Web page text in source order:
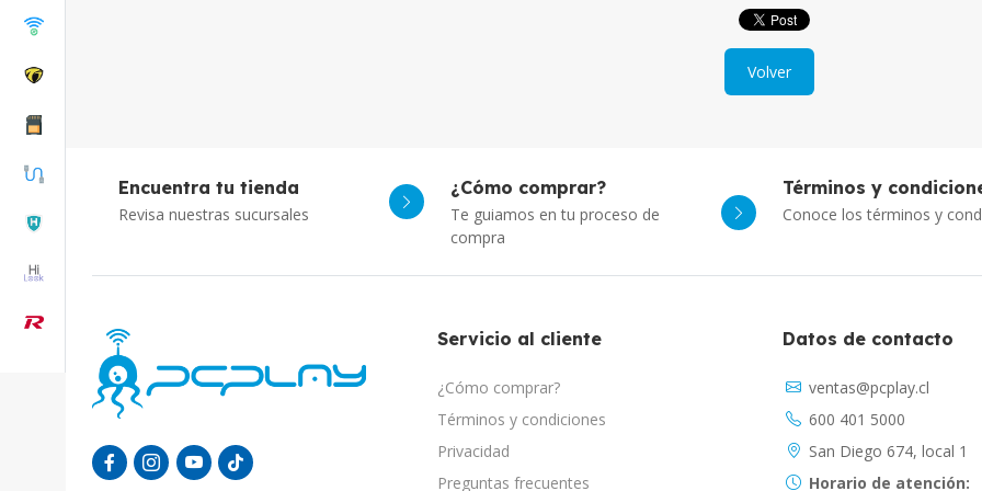
Volver
Encuentra tu tienda
Revisa nuestras sucursales
¿Cómo comprar?
Te guiamos en tu proceso de
compra
Términos y
Conoce los términos y
Servicio al cliente
¿Cómo comprar?
Términos y condiciones
Privacidad
Preguntas frecuentes
Datos de contacto
ventas@pcplay.cl
600 401 5000
San Diego 674, local 1
Horario de atención: